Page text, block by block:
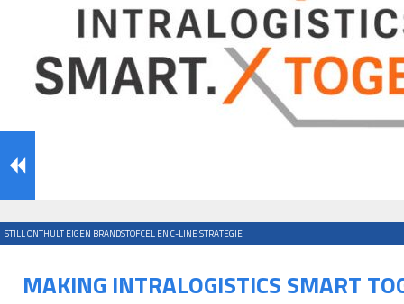
STILL ONTHULT EIGEN BRANDSTOFCEL EN C-LINE STRATEGIE
MAKING INTRALOGISTICS SMART